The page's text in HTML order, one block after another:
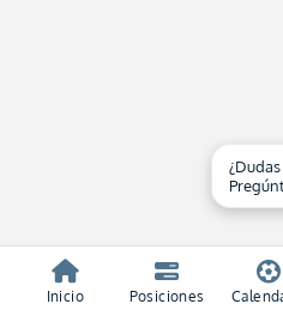
Inicio Posiciones